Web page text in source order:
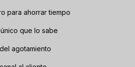
para ahorrar tiempo
que lo sabe
agotamiento